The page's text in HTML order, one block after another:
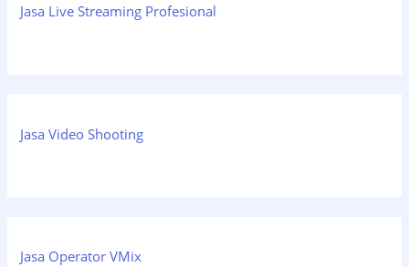
Jasa Live Streaming Profesional
Jasa Video Shooting
Jasa Operator VMix